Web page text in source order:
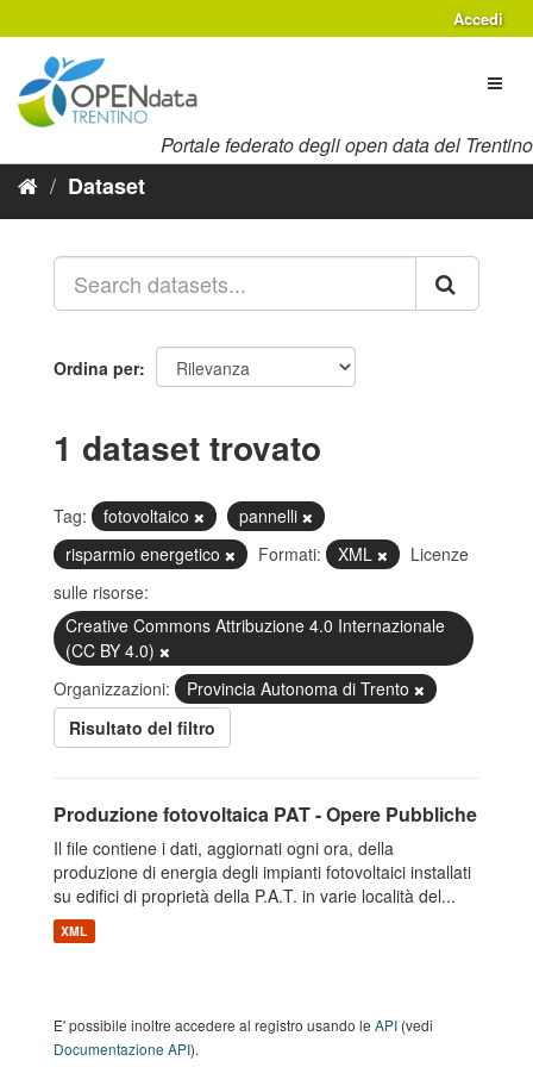
al
contenuto
Accedi
Portale federato degli open data del Trentino
Dataset
Ordina per
1 dataset trovato
Tag: fotovoltaico
pannelli
risparmio energetico
Formati: XML
Licenze
sulle risorse:
Creative Commons Attribuzione 4.0 Internazionale
(CC BY 4.0)
Organizzazioni:
Provincia Autonoma di Trento
Risultato del filtro
Produzione fotovoltaica PAT - Opere Pubbliche
Il file contiene i dati, aggiornati ogni ora, della
produzione di energia degli impianti fotovoltaici installati
su edifici di proprietà della P.A.T. in varie località del...
XML
E' possibile inoltre accedere al registro usando le API (vedi
Documentazione API).